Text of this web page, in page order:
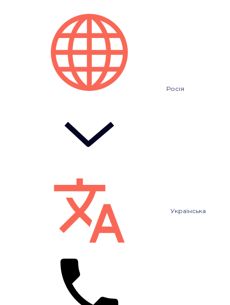
Росія
Українська